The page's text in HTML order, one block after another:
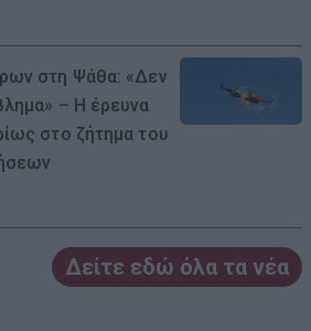
στη Ψάθα: «Δεν
– Η έρευνα
στο ζήτημα του
Δείτε εδώ όλα τα νέα